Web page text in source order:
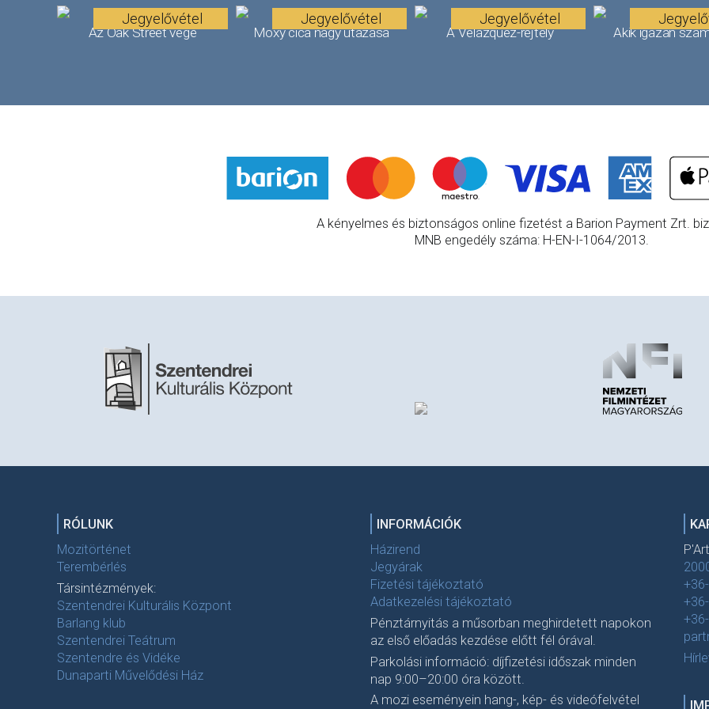
Az Oak Street vége
Jegyelővétel
Moxy cica nagy utazása
Jegyelővétel
A Velázquez-rejtély
Jegyelővétel
Akik igazán
A kényelmes és biztonságos online fizetést a Barion Payment Zrt.
MNB engedély száma: H-EN-I-1064/2013.
RÓLUNK
Mozitörténet
Terembérlés
Társintézmények:
Szentendrei Kulturális Központ
Barlang klub
Szentendrei Teátrum
Szentendre és Vidéke
Dunaparti Művelődési Ház
INFORMÁCIÓK
Házirend
Jegyárak
Fizetési tájékoztató
Adatkezelési tájékoztató
Pénztárnyitás a műsorban meghirdetett napokon
az első előadás kezdése előtt fél órával.
Parkolási információ: díjfizetési időszak minden
nap 9:00–20:00 óra között.
A mozi eseményein hang-, kép- és videófelvétel